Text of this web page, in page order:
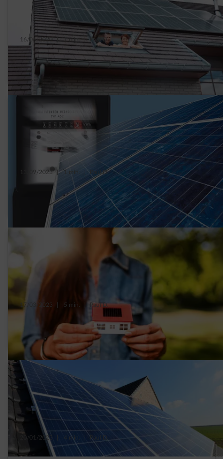
16/06/2020 | 1 min. | Paul D.
Pourquoi ont-ils installé des panneaux
photovoltaïques ?
13/09/2023 | 1 min. Paul D.
3 façons de mesurer votre production et
votre injection solaire
17/03/2023 5 min. Paul D.
3 solutions pour financer vos panneaux
solaires
20/01/2023 4 min. Paul D.
Quel type de panneaux solaires choisir ?